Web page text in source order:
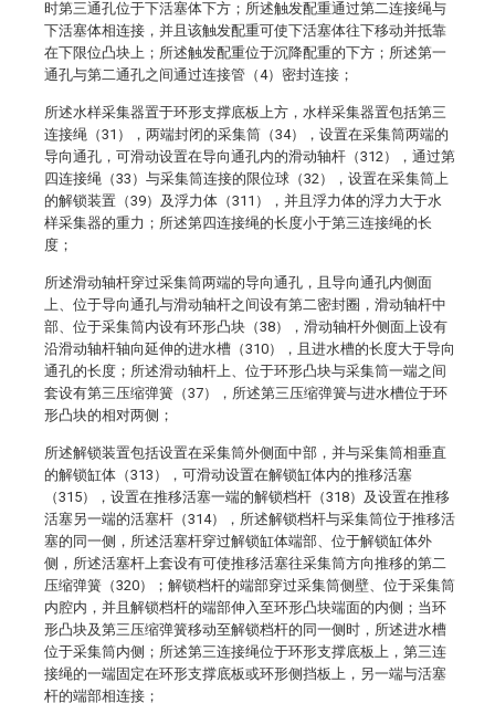
时第三通孔位于下活塞体下方；所述触发配重通过第二连接绳与
下活塞体相连接，并且该触发配重可使下活塞体往下移动并抵靠
在下限位凸块上；所述触发配重位于沉降配重的下方；所述第一
通孔与第二通孔之间通过连接管（4）密封连接；
所述水样采集器置于环形支撑底板上方，水样采集器置包括第三
连接绳（31），两端封闭的采集筒（34），设置在采集筒两端的
导向通孔，可滑动设置在导向通孔内的滑动轴杆（312），通过第
四连接绳（33）与采集筒连接的限位球（32），设置在采集筒上
的解锁装置（39）及浮力体（311），并且浮力体的浮力大于水
样采集器的重力；所述第四连接绳的长度小于第三连接绳的长
度；
所述滑动轴杆穿过采集筒两端的导向通孔，且导向通孔内侧面
上、位于导向通孔与滑动轴杆之间设有第二密封圈，滑动轴杆中
部、位于采集筒内设有环形凸块（38），滑动轴杆外侧面上设有
沿滑动轴杆轴向延伸的进水槽（310），且进水槽的长度大于导向
通孔的长度；所述滑动轴杆上、位于环形凸块与采集筒一端之间
套设有第三压缩弹簧（37），所述第三压缩弹簧与进水槽位于环
形凸块的相对两侧；
所述解锁装置包括设置在采集筒外侧面中部，并与采集筒相垂直
的解锁缸体（313），可滑动设置在解锁缸体内的推移活塞
（315），设置在推移活塞一端的解锁档杆（318）及设置在推移
活塞另一端的活塞杆（314），所述解锁档杆与采集筒位于推移活
塞的同一侧，所述活塞杆穿过解锁缸体端部、位于解锁缸体外
侧，所述活塞杆上套设有可使推移活塞往采集筒方向推移的第二
压缩弹簧（320）；解锁档杆的端部穿过采集筒侧壁、位于采集筒
内腔内，并且解锁档杆的端部伸入至环形凸块端面的内侧；当环
形凸块及第三压缩弹簧移动至解锁档杆的同一侧时，所述进水槽
位于采集筒内侧；所述第三连接绳位于环形支撑底板上，第三连
接绳的一端固定在环形支撑底板或环形侧挡板上，另一端与活塞
杆的端部相连接；